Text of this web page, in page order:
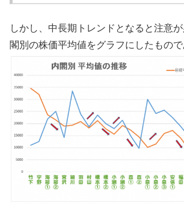
しかし、中長期トレンドとなると注意
閣別の株価平均値をグラフにしたもので